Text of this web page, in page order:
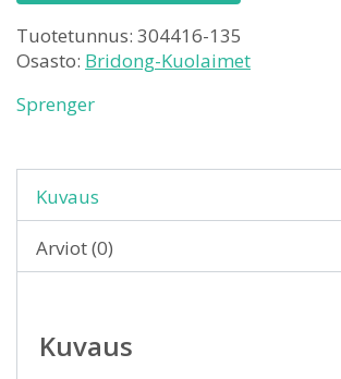
Tuotetunnus: 304416-135
Osasto: Bridong-Kuolaimet
Sprenger
Kuvaus
Arviot (0)
Kuvaus